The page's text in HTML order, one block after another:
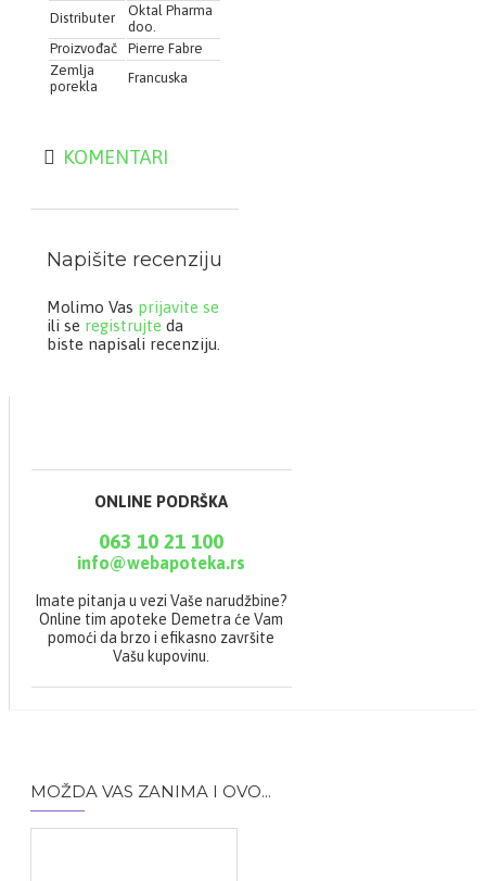
• TEKSTURA KOJA
ŠTEDI VREME: jedna
primena dnevno. 24-
satna hidracija. Brzo se
upija.
upotrebe:Naneti
CONTROL proizvoda za
telo.
STEARATE. 10-
ACID. AVENA SATIVA
(OAT) LEAF/STEM
EXTRACT. BENZOIC
ACID. CAPRYLYL
GLYCOL. CARBOMER.
CETEARYL ALCOHOL.
CETEARYL GLUCOSIDE.
OENOTHERA BIENNIS
(EVENING PRIMROSE)
ISOSTEARATE.
TOCOPHEROL.
TOCOPHERYL
Distributer
Oktal Pharma
doo.
Proizvođač
Pierre Fabre
Zemlja
porekla
Francuska
KOMENTARI
Napišite recenziju
Molimo Vas prijavite se
ili se registrujte da
biste napisali recenziju.
ONLINE PODRŠKA
063 10 21 100
info@webapoteka.rs
Imate pitanja u vezi Vaše narudžbine?
Online tim apoteke Demetra će Vam
pomoći da brzo i efikasno završite
Vašu kupovinu.
MOŽDA VAS ZANIMA I OVO...